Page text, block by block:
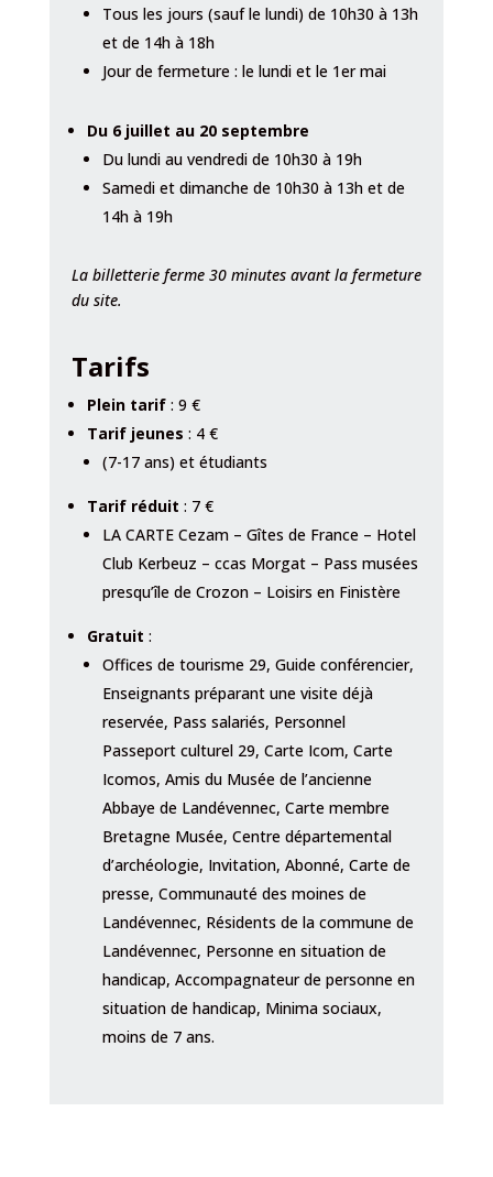
Tous les jours (sauf le lundi) de 10h30 à 13h
et de 14h à 18h
Jour de fermeture : le lundi et le 1er mai
Du 6 juillet au 20 septembre
Du lundi au vendredi de 10h30 à 19h
Samedi et dimanche de 10h30 à 13h et de
14h à 19h
La billetterie ferme 30 minutes avant la fermeture
du site.
Tarifs
Plein tarif: 9 €
Tarif jeunes : 4 €
(7-17 ans) et étudiants
Tarif réduit : 7 €
LA CARTE Cezam – Gîtes de France – Hotel
Club Kerbeuz – ccas Morgat – Pass musées
presqu’île de Crozon – Loisirs en Finistère
Gratuit :
Offices de tourisme 29, Guide conférencier,
Enseignants préparant une visite déjà
reservée, Pass salariés, Personnel
Passeport culturel 29, Carte Icom, Carte
Icomos, Amis du Musée de l’ancienne
Abbaye de Landévennec, Carte membre
Bretagne Musée, Centre départemental
d’archéologie, Invitation, Abonné, Carte de
presse, Communauté des moines de
Landévennec, Résidents de la commune de
Landévennec, Personne en situation de
handicap, Accompagnateur de personne en
situation de handicap, Minima sociaux,
moins de 7 ans.